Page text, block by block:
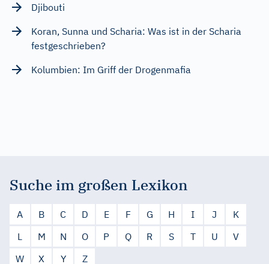
Djibouti
Koran, Sunna und Scharia: Was ist in der Scharia
festgeschrieben?
Kolumbien: Im Griff der Drogenmafia
Suche im großen Lexikon
A B C D E F G H I J
K
L
M N O P Q R S T U
V
W
X Y Z